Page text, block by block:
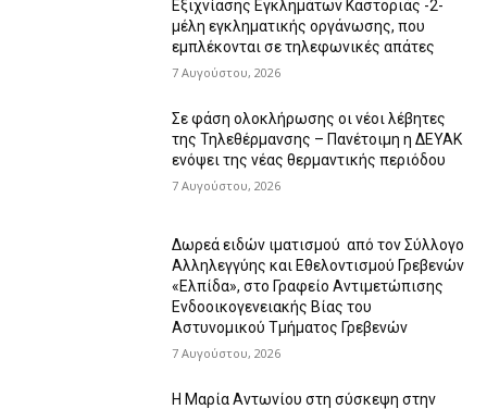
Εξιχνίασης Εγκλημάτων Καστοριάς -2-
μέλη εγκληματικής οργάνωσης, που
εμπλέκονται σε τηλεφωνικές απάτες
7 Αυγούστου, 2026
Σε φάση ολοκλήρωσης οι νέοι λέβητες
της Τηλεθέρμανσης – Πανέτοιμη η ΔΕΥΑΚ
ενόψει της νέας θερμαντικής περιόδου
7 Αυγούστου, 2026
Δωρεά ειδών ιματισμού από τον Σύλλογο
Αλληλεγγύης και Εθελοντισμού Γρεβενών
«Ελπίδα», στο Γραφείο Αντιμετώπισης
Ενδοοικογενειακής Βίας του
Αστυνομικού Τμήματος Γρεβενών
7 Αυγούστου, 2026
Η Μαρία Αντωνίου στη σύσκεψη στην